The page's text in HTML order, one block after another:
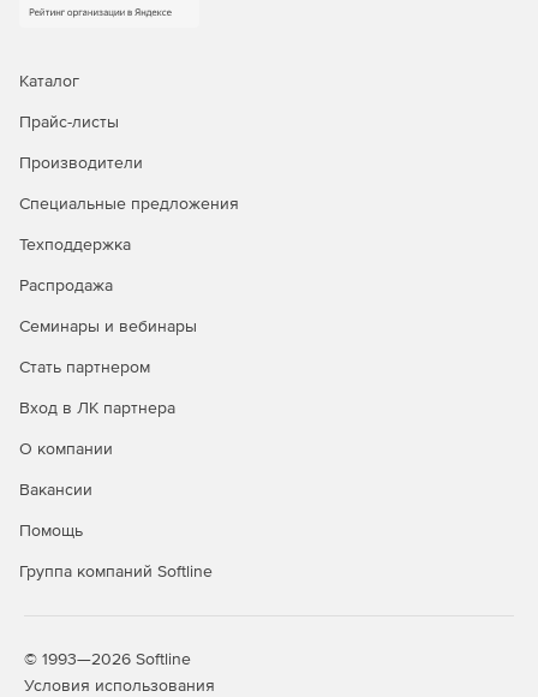
Каталог
Прайс-листы
Производители
Специальные предложения
Техподдержка
Распродажа
Семинары и вебинары
Стать партнером
Вход в ЛК партнера
О компании
Вакансии
Помощь
Группа компаний Softline
© 1993—2026 Softline
Условия использования